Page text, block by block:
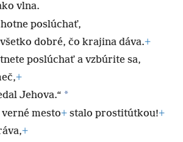
vlna.
poslúchať,
dobré, čo krajina dáva.+
poslúchať a vzbúrite sa,
+
Jehova.“ *
mesto+ stalo prostitútkou!+
+